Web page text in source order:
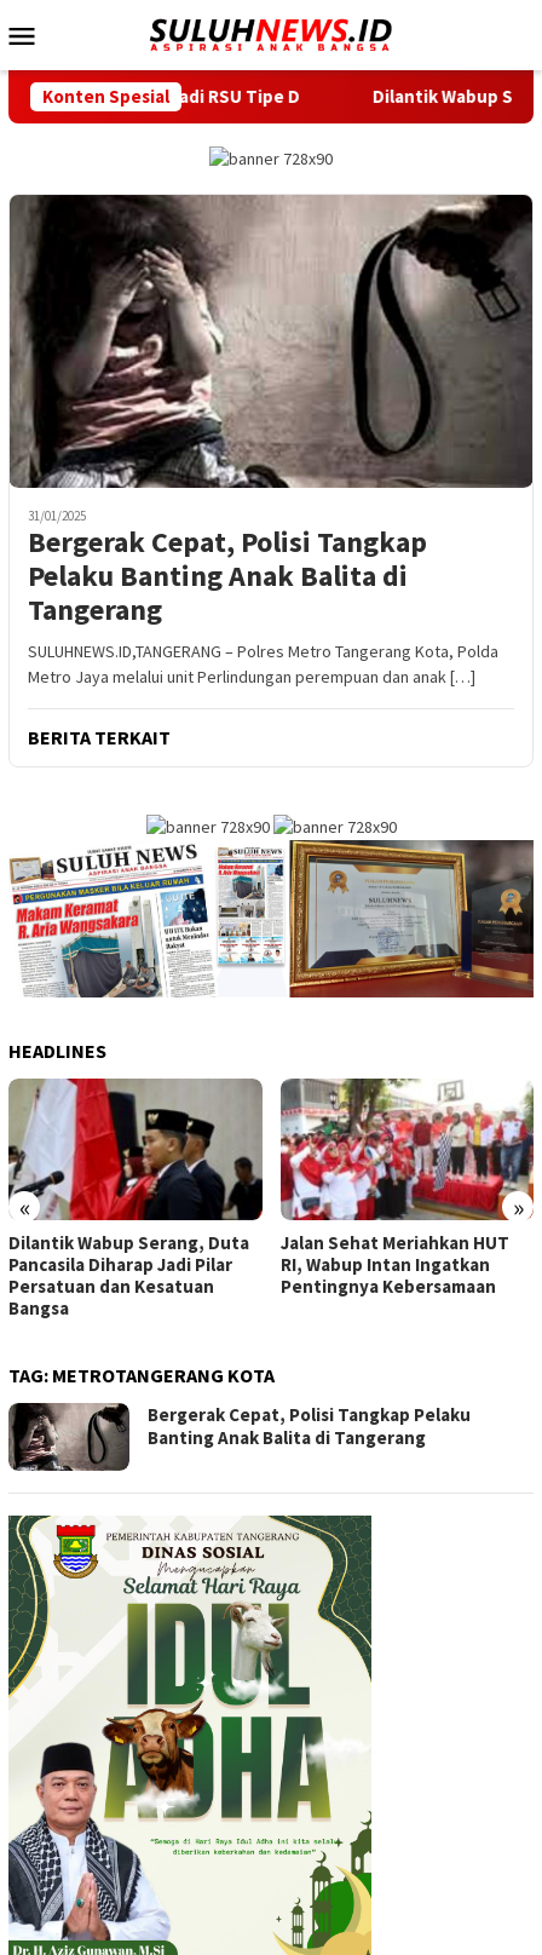
ke
Mobile
Konten Spesial
Menjadi RSU Tipe D Dilantik Wabup Serang, Duta
31/01/2025
Bergerak Cepat, Polisi Tangkap
Pelaku Banting Anak Balita di
Tangerang
SULUHNEWS.ID,TANGERANG – Polres Metro Tangerang Kota, Polda
Metro Jaya melalui unit Perlindungan perempuan dan anak […]
BERITA TERKAIT
HEADLINES
« »
Dilantik Wabup Serang, Duta
Pancasila Diharap Jadi Pilar
Persatuan dan Kesatuan
Bangsa
Jalan Sehat Meriahkan HUT
RI, Wabup Intan Ingatkan
Pentingnya Kebersamaan
TAG: METROTANGERANG KOTA
Bergerak Cepat, Polisi Tangkap Pelaku
Banting Anak Balita di Tangerang